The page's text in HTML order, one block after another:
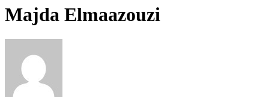
Majda Elmaazouzi